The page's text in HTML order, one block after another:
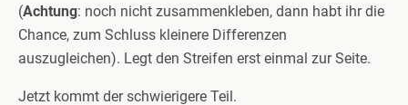
(Achtung: noch nicht zusammenkleben, dann habt ihr die
Chance, zum Schluss kleinere Differenzen
auszugleichen). Legt den Streifen erst einmal zur Seite.
Jetzt kommt der schwierigere Teil.